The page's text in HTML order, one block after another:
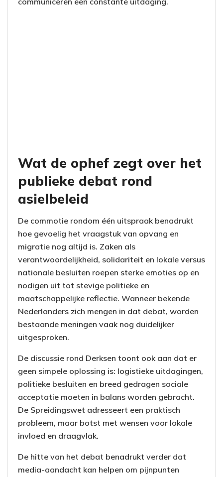
Wat de ophef zegt over het
publieke debat rond
asielbeleid
De commotie rondom één uitspraak benadrukt
hoe gevoelig het vraagstuk van opvang en
migratie nog altijd is. Zaken als
verantwoordelijkheid, solidariteit en lokale versus
nationale besluiten roepen sterke emoties op en
nodigen uit tot stevige politieke en
maatschappelijke reflectie. Wanneer bekende
Nederlanders zich mengen in dat debat, worden
bestaande meningen vaak nog duidelijker
uitgesproken.
De discussie rond Derksen toont ook aan dat er
geen simpele oplossing is: logistieke uitdagingen,
politieke besluiten en breed gedragen sociale
acceptatie moeten in balans worden gebracht.
De Spreidingswet adresseert een praktisch
probleem, maar botst met wensen voor lokale
invloed en draagvlak.
De hitte van het debat benadrukt verder dat
media-aandacht kan helpen om pijnpunten